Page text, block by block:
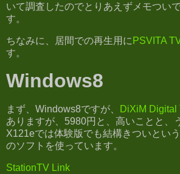
いて調査したのでとりあえずメモつい
す。
ちなみに、居間での再生用に PSVITA
す。
Windows8
まず、Windows8ですが、 DiXiM Digital
ありますが、5980円と、高いことと、
X121eでは体験版でも結構きついとい
のソフトを使っています。
StationTV Link